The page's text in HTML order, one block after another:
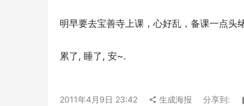
明早要去宝善寺上课，心好乱，备课一点头
累了, 睡了, 安~.
2011年4月9日 23:42 生成海报 分享到: